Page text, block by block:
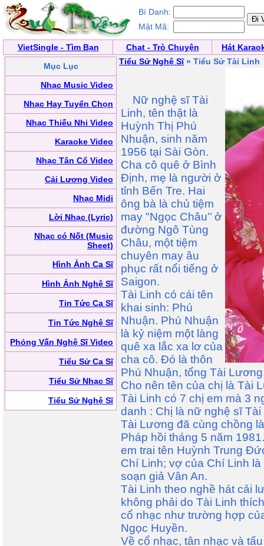
Bí Danh:
Mật Mã:
VietSingle - Tìm Bạn Chat - Trò Chuyện
Hát
Mục Lục
Nhạc Music Video
Nhạc Hay Tuyển Chọn
Nhạc Thiếu Nhi Video
Karaoke Video
Nhạc Tân Cổ Video
Cải Lương Video
Nhạc Midi
Lời Nhạc (Lyric)
Nhạc có Nốt (Music
Sheet)
Hình Ảnh Ca Sĩ
Hình Ảnh Nghệ Sĩ
Tin Tức Ca Sĩ
Tin Tức Nghệ Sĩ
Phỏng Vấn Nghệ Sĩ Video
Tiểu Sử Ca Sĩ
Tiểu Sử Nhạc Sĩ
Tiểu Sử Nghệ Sĩ
Tiểu Sử Nghệ Sĩ» Tiểu Sử Tài Linh
Nữ nghệ sĩ Tài
Linh, tên thật là
Huỳnh Thị Phú
Nhuận, sinh năm
1956 tại Sài Gòn.
Cha cô quê ở Bình
Định, mẹ là người ở
tỉnh Bến Tre. Hai
ông bà là chủ tiệm
may "Ngọc Châu’’ ở
đường Ngô Tùng
Châu, một tiệm
chuyên may âu
phục rất nổi tiếng ở
Saigon.
Tài Linh có cái tên
khai sinh: Phú
Nhuận. Phú Nhuận
là kỷ niệm một làng
quê xa lắc xa lơ của
cha cô. Đó là thôn
Phú Nhuận, tổng Tài
Cho nên tên của chị là Tài
Tài Linh có 7 chị em mà 3
danh : Chị là nữ nghệ sĩ
Tài Lương đã cùng chồng
Pháp hồi tháng 5 năm
em trai tên Huỳnh Trung
Chí Linh; vợ của Chí Linh
soạn giả Vân An.
Tài Linh theo nghề hát cải
không phải do Tài Linh
cổ nhạc như trường hợp
Ngọc Huyền.
Về cổ nhạc, tân nhạc và